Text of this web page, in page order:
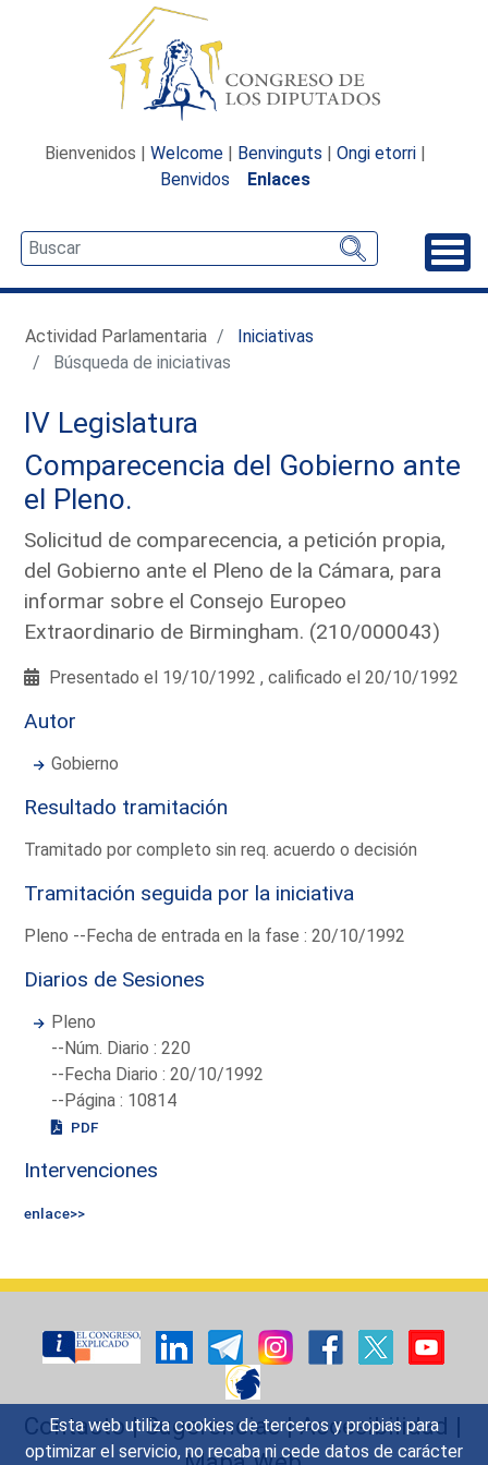
Esta web utiliza cookies de terceros y propias para
optimizar el servicio, no recaba ni cede datos de carácter
Bienvenidos | Welcome | Benvinguts | Ongi etorri |
Benvidos
Enlaces
Actividad Parlamentaria
Iniciativas
Búsqueda de iniciativas
IV Legislatura
Comparecencia del Gobierno ante
el Pleno.
Solicitud de comparecencia, a petición propia,
del Gobierno ante el Pleno de la Cámara, para
informar sobre el Consejo Europeo
Extraordinario de Birmingham. (210/000043)
Presentado el 19/10/1992 , calificado el 20/10/1992
Autor
Gobierno
Resultado tramitación
Tramitado por completo sin req. acuerdo o decisión
Tramitación seguida por la iniciativa
Pleno --Fecha de entrada en la fase : 20/10/1992
Diarios de Sesiones
Pleno
--Núm. Diario : 220
--Fecha Diario : 20/10/1992
--Página : 10814
PDF
Intervenciones
enlace>>
Contacto|Sugerencias|Accesibilidad |